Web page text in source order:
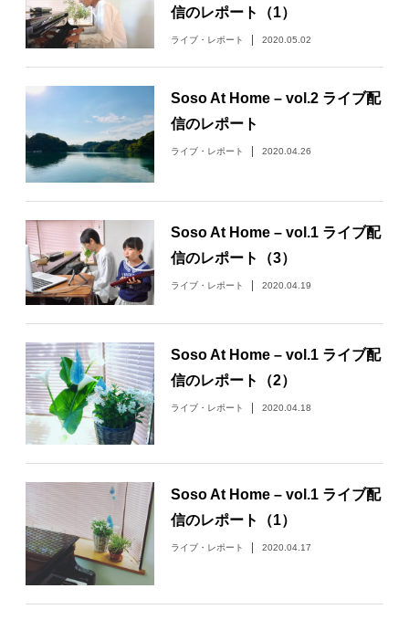
日々のレポート
プロフィール
演奏依頼
信のレポート（1）
ライブ・レポート 2020.05.02
Soso At Home – vol.2 ライブ配
信のレポート
ライブ・レポート 2020.04.26
Soso At Home – vol.1 ライブ配
信のレポート（3）
ライブ・レポート 2020.04.19
Soso At Home – vol.1 ライブ配
信のレポート（2）
ライブ・レポート 2020.04.18
Soso At Home – vol.1 ライブ配
信のレポート（1）
ライブ・レポート 2020.04.17